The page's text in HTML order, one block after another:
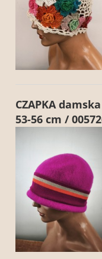
CZAPKA
53-56 cm /